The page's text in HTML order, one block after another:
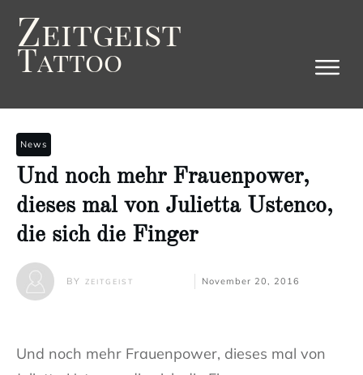
Zeitgeist
Tattoo
News
Und noch mehr Frauenpower,
dieses mal von Julietta Ustenco,
die sich die Finger
BYZEITGEIST November 20, 2016
Und noch mehr Frauenpower, dieses mal von